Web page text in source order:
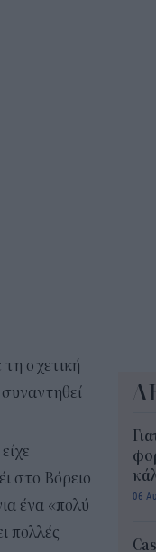
σχετική
στο Βόρειο
ένα «πολύ
πολλές
06